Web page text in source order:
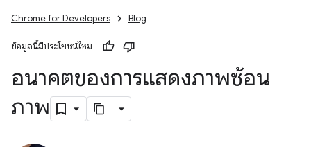
Chrome for Developers Blog
ข้อมูลนี้มีประโยชน์ไหม
อนาคตของการแสดงภาพซ้อน
ภาพ